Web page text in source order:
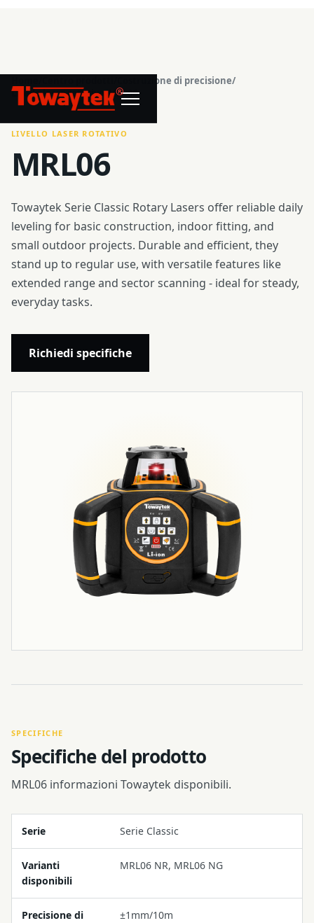
®
Costruzione di precisione/
Livello laser rotativo/MRL06
LIVELLO LASER ROTATIVO
MRL06
Towaytek Serie Classic Rotary Lasers offer reliable daily
leveling for basic construction, indoor fitting, and
small outdoor projects. Durable and efficient, they
stand up to regular use, with versatile features like
extended range and sector scanning - ideal for steady,
everyday tasks.
Richiedi specifiche
SPECIFICHE
Specifiche del prodotto
MRL06 informazioni Towaytek disponibili.
Serie Serie Classic
Varianti
disponibili
MRL06 NR, MRL06 NG
Precisione di
±1mm/10m